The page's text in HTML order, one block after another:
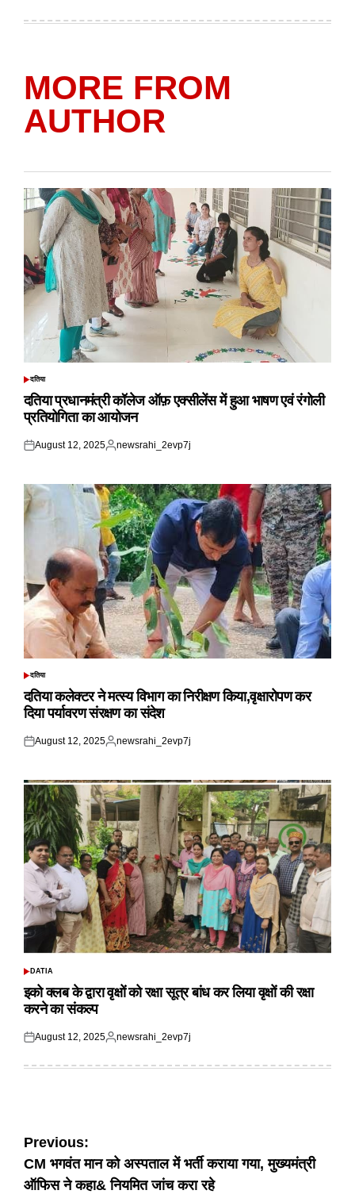
MORE FROM
AUTHOR
POSTED
दतिया
दतिया प्रधानमंत्री कॉलेज ऑफ़ एक्सीलेंस में हुआ भाषण एवं रंगोली
प्रतियोगिता का आयोजन
Posted
August 12, 2025
Posted
newsrahi_2evp7j
POSTED
दतिया
दतिया कलेक्टर ने मत्स्य विभाग का निरीक्षण किया,वृक्षारोपण कर
दिया पर्यावरण संरक्षण का संदेश
Posted
August 12, 2025
Posted
newsrahi_2evp7j
POSTED
DATIA
इको क्लब के द्वारा वृक्षों को रक्षा सूत्र बांध कर लिया वृक्षों की रक्षा
करने का संकल्प
Posted
August 12, 2025
Posted
newsrahi_2evp7j
Post
navigation
Previous:
CM भगवंत मान को अस्पताल में भर्ती कराया गया, मुख्यमंत्री
ऑफिस ने कहा& नियमित जांच करा रहे